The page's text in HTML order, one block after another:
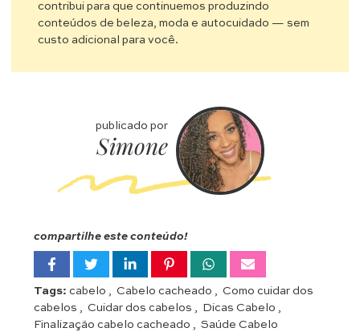
contribui para que continuemos produzindo
conteúdos de beleza, moda e autocuidado — sem
custo adicional para você.
compartilhe este conteúdo!
Tags: cabelo , Cabelo cacheado , Como cuidar dos
cabelos , Cuidar dos cabelos , Dicas Cabelo ,
Finalização cabelo cacheado , Saúde Cabelo
publicado por
Simone